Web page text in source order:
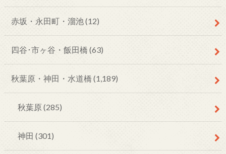
赤坂・永田町・溜池(12)
四谷･市ヶ谷・飯田橋 (63)
秋葉原・神田・水道橋 (1,189)
秋葉原 (285)
神田 (301)